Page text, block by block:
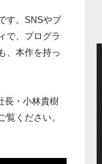
す。SNSやブ
で、プログラ
、本作を持っ
長・小林貴樹
ください。